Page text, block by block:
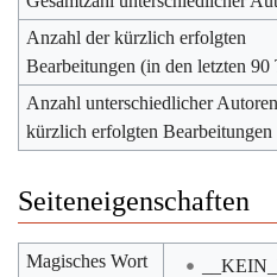
Anzahl der kürzlich erfolgten
Bearbeitungen (in den letzten 90
Anzahl unterschiedlicher
kürzlich erfolgten Bearbeitungen
Seiteneigenschaften
Magisches Wort